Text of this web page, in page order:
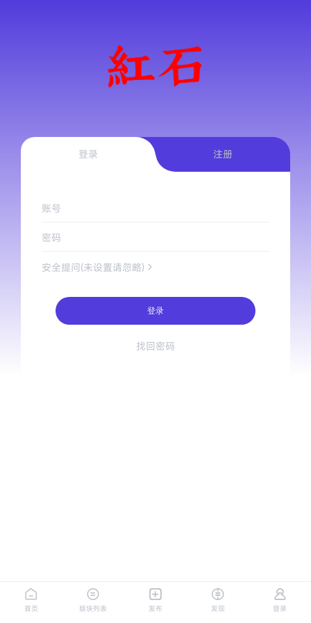
登录 注册
账号
密码
安全提问(未设置请忽略)
登录
找回密码
首页 版块列表 发布 发现 登录